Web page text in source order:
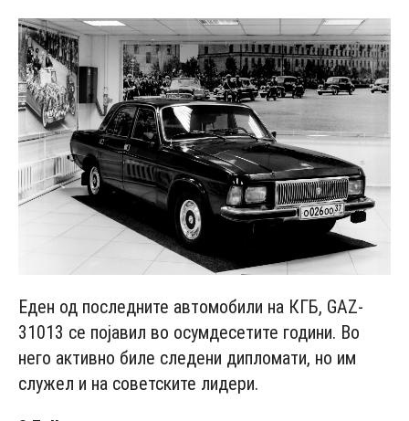
Еден од последните автомобили на КГБ, GAZ-
31013 се појавил во осумдесетите години. Во
него активно биле следени дипломати, но им
служел и на советските лидери.